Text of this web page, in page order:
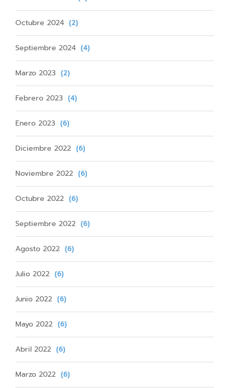
Octubre 2024 (2)
Septiembre 2024 (4)
Marzo 2023 (2)
Febrero 2023 (4)
Enero 2023 (6)
Diciembre 2022 (6)
Noviembre 2022 (6)
Octubre 2022 (6)
Septiembre 2022 (6)
Agosto 2022 (6)
Julio 2022 (6)
Junio 2022 (6)
Mayo 2022 (6)
Abril 2022 (6)
Marzo 2022 (6)